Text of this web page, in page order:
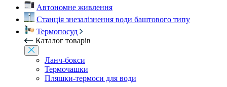
Автономне живлення
Станція знезалізнення води баштового типу
Термопосуд
Каталог товарів
Ланч-бокси
Термочашки
Пляшки-термоси для води